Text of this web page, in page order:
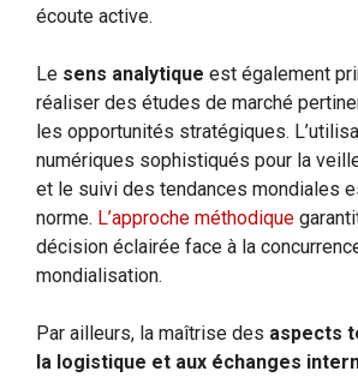
écoute active.
Le sens analytique est également
réaliser des études de marché
les opportunités stratégiques.
numériques sophistiqués pour la
et le suivi des tendances mondiales
norme. L’approche méthodique
décision éclairée face à la
mondialisation.
Par ailleurs, la maîtrise des aspects
la logistique et aux échanges